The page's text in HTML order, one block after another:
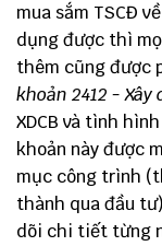
mua sắm TSCĐ
dụng được thì
thêm cũng được
khoản 2412 - Xây
XDCB và tình
khoản này được
mục công trình
thành qua đầu
dõi chi tiết từng